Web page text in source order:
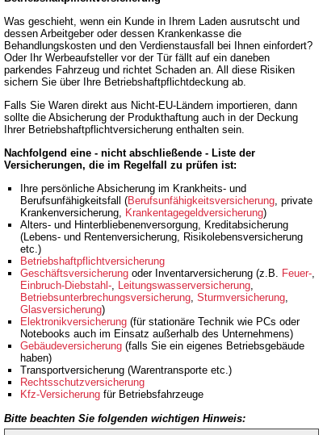
Was geschieht, wenn ein Kunde in Ihrem Laden ausrutscht und
dessen Arbeitgeber oder dessen Krankenkasse die
Behandlungskosten und den Verdienstausfall bei Ihnen einfordert?
Oder Ihr Werbeaufsteller vor der Tür fällt auf ein daneben
parkendes Fahrzeug und richtet Schaden an. All diese Risiken
sichern Sie über Ihre Betriebshaftpflichtdeckung ab.
Falls Sie Waren direkt aus Nicht-EU-Ländern importieren, dann
sollte die Absicherung der Produkthaftung auch in der Deckung
Ihrer Betriebshaftpflichtversicherung enthalten sein.
Nachfolgend eine - nicht abschließende - Liste der
Versicherungen, die im Regelfall zu prüfen ist:
Ihre persönliche Absicherung im Krankheits- und
Berufsunfähigkeitsfall (Berufsunfähigkeitsversicherung, private
Krankenversicherung, Krankentagegeldversicherung)
Alters- und Hinterbliebenenversorgung, Kreditabsicherung
(Lebens- und Rentenversicherung, Risikolebensversicherung
etc.)
Betriebshaftpflichtversicherung
Geschäftsversicherung oder Inventarversicherung (z.B. Feuer-,
Einbruch-Diebstahl-, Leitungswasserversicherung,
Betriebsunterbrechungsversicherung, Sturmversicherung,
Glasversicherung)
Elektronikversicherung (für stationäre Technik wie PCs oder
Notebooks auch im Einsatz außerhalb des Unternehmens)
Gebäudeversicherung (falls Sie ein eigenes Betriebsgebäude
haben)
Transportversicherung (Warentransporte etc.)
Rechtsschutzversicherung
Kfz-Versicherung für Betriebsfahrzeuge
Bitte beachten Sie folgenden wichtigen Hinweis: